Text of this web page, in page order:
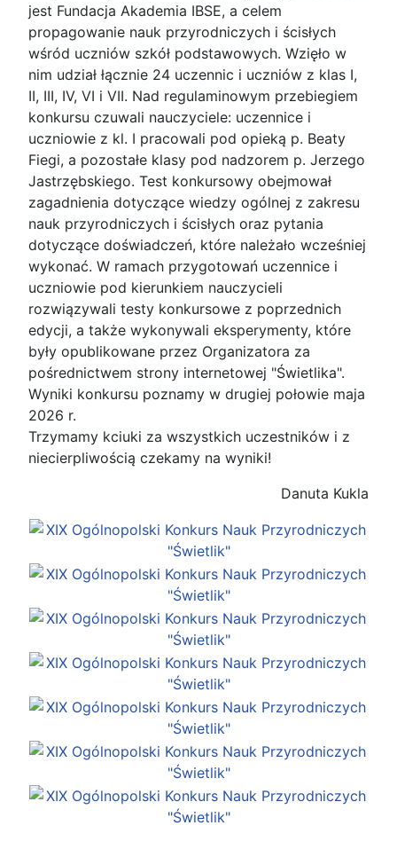
jest Fundacja Akademia IBSE, a celem
propagowanie nauk przyrodniczych i ścisłych
wśród uczniów szkół podstawowych. Wzięło w
nim udział łącznie 24 uczennic i uczniów z klas I,
II, III, IV, VI i VII. Nad regulaminowym przebiegiem
konkursu czuwali nauczyciele: uczennice i
uczniowie z kl. I pracowali pod opieką p. Beaty
Fiegi, a pozostałe klasy pod nadzorem p. Jerzego
Jastrzębskiego. Test konkursowy obejmował
zagadnienia dotyczące wiedzy ogólnej z zakresu
nauk przyrodniczych i ścisłych oraz pytania
dotyczące doświadczeń, które należało wcześniej
wykonać. W ramach przygotowań uczennice i
uczniowie pod kierunkiem nauczycieli
rozwiązywali testy konkursowe z poprzednich
edycji, a także wykonywali eksperymenty, które
były opublikowane przez Organizatora za
pośrednictwem strony internetowej "Świetlika".
Wyniki konkursu poznamy w drugiej połowie maja
2026 r.
Trzymamy kciuki za wszystkich uczestników i z
niecierpliwością czekamy na wyniki!
Danuta Kukla